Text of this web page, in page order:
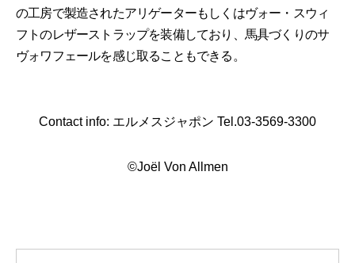
の工房で製造されたアリゲーターもしくはヴォー・スウィ
フトのレザーストラップを装備しており、馬具づくりのサ
ヴォワフェールを感じ取ることもできる。
Contact info: エルメスジャポン Tel.03-3569-3300
©Joël Von Allmen